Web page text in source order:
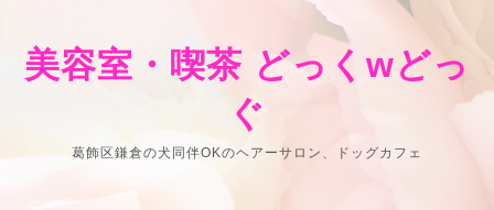
美容室・喫茶 どっくwどっ
ぐ
葛飾区鎌倉の犬同伴OKのヘアーサロン、ドッグカフェ